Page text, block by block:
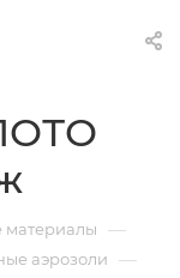
материалы —
аэрозоли —